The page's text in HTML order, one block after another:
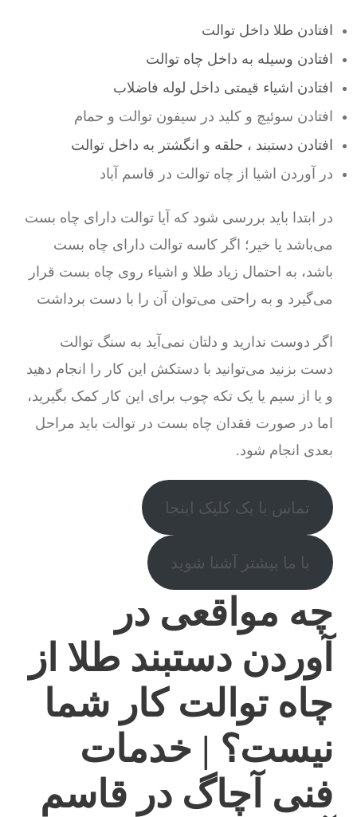
افتادن طلا داخل توالت
افتادن وسیله به داخل چاه توالت
افتادن اشیاء قیمتی داخل لوله فاضلاب
افتادن سوئیچ و کلید در سیفون توالت و حمام
افتادن دستبند ، حلقه و انگشتر به داخل توالت
در آوردن اشیا از چاه توالت در قاسم آباد
در ابتدا باید بررسی شود که آیا توالت دارای چاه بست
می‌باشد یا خیر؛ اگر کاسه توالت دارای چاه بست
باشد، به احتمال زیاد طلا و اشیاء روی چاه بست قرار
می‌گیرد و به راحتی می‌توان آن را با دست برداشت
اگر دوست ندارید و دلتان نمی‌آید به سنگ توالت
دست بزنید می‌توانید با دستکش این کار را انجام دهید
و یا از سیم یا یک تکه چوب برای این کار کمک بگیرید،
اما در صورت فقدان چاه بست در توالت باید مراحل
بعدی انجام شود.
تماس با یک کلیک اینجا
با ما بیشتر آشنا شوید
چه مواقعی در
آوردن دستبند طلا از
چاه توالت کار شما
نیست؟ | خدمات
فنی آچاگ در قاسم